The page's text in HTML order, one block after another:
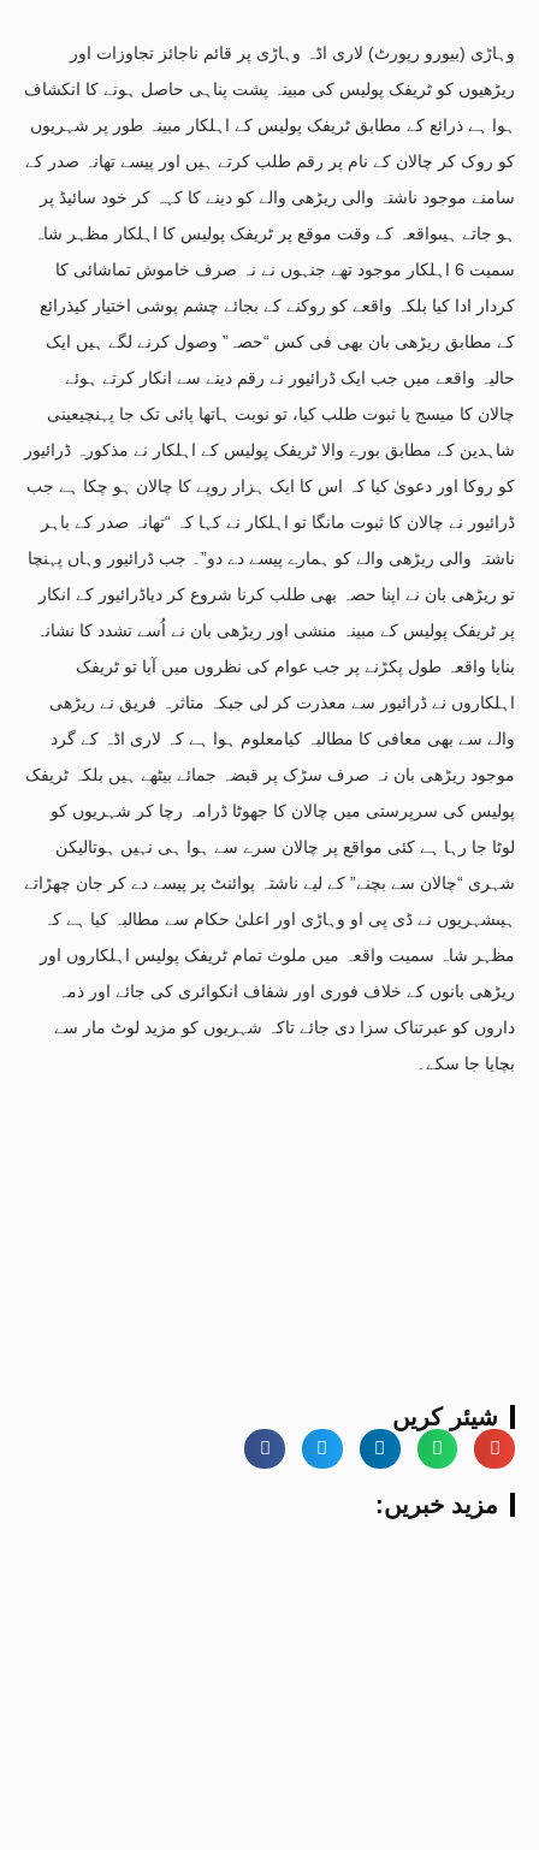
وہاڑی (بیورو رپورٹ) لاری اڈہ وہاڑی پر قائم ناجائز تجاوزات اور
ریڑھیوں کو ٹریفک پولیس کی مبینہ پشت پناہی حاصل ہونے کا انکشاف
ہوا ہے ذرائع کے مطابق ٹریفک پولیس کے اہلکار مبینہ طور پر شہریوں
کو روک کر چالان کے نام پر رقم طلب کرتے ہیں اور پیسے تھانہ صدر کے
سامنے موجود ناشتہ والی ریڑھی والے کو دینے کا کہہ کر خود سائیڈ پر
ہو جاتے ہیںواقعہ کے وقت موقع پر ٹریفک پولیس کا اہلکار مظہر شاہ
سمیت 6 اہلکار موجود تھے جنہوں نے نہ صرف خاموش تماشائی کا
کردار ادا کیا بلکہ واقعے کو روکنے کے بجائے چشم پوشی اختیار کیذرائع
کے مطابق ریڑھی بان بھی فی کس “حصہ” وصول کرنے لگے ہیں ایک
حالیہ واقعے میں جب ایک ڈرائیور نے رقم دینے سے انکار کرتے ہوئے
چالان کا میسج یا ثبوت طلب کیا، تو نوبت ہاتھا پائی تک جا پہنچیعینی
شاہدین کے مطابق بورے والا ٹریفک پولیس کے اہلکار نے مذکورہ ڈرائیور
کو روکا اور دعویٰ کیا کہ اس کا ایک ہزار روپے کا چالان ہو چکا ہے جب
ڈرائیور نے چالان کا ثبوت مانگا تو اہلکار نے کہا کہ “تھانہ صدر کے باہر
ناشتہ والی ریڑھی والے کو ہمارے پیسے دے دو”۔ جب ڈرائیور وہاں پہنچا
تو ریڑھی بان نے اپنا حصہ بھی طلب کرنا شروع کر دیاڈرائیور کے انکار
پر ٹریفک پولیس کے مبینہ منشی اور ریڑھی بان نے اُسے تشدد کا نشانہ
بنایا واقعہ طول پکڑنے پر جب عوام کی نظروں میں آیا تو ٹریفک
اہلکاروں نے ڈرائیور سے معذرت کر لی جبکہ متاثرہ فریق نے ریڑھی
والے سے بھی معافی کا مطالبہ کیامعلوم ہوا ہے کہ لاری اڈہ کے گرد
موجود ریڑھی بان نہ صرف سڑک پر قبضہ جمائے بیٹھے ہیں بلکہ ٹریفک
پولیس کی سرپرستی میں چالان کا جھوٹا ڈرامہ رچا کر شہریوں کو
لوٹا جا رہا ہے کئی مواقع پر چالان سرے سے ہوا ہی نہیں ہوتالیکن
شہری “چالان سے بچنے” کے لیے ناشتہ پوائنٹ پر پیسے دے کر جان چھڑاتے
ہیںشہریوں نے ڈی پی او وہاڑی اور اعلیٰ حکام سے مطالبہ کیا ہے کہ
مظہر شاہ سمیت واقعہ میں ملوث تمام ٹریفک پولیس اہلکاروں اور
ریڑھی بانوں کے خلاف فوری اور شفاف انکوائری کی جائے اور ذمہ
داروں کو عبرتناک سزا دی جائے تاکہ شہریوں کو مزید لوٹ مار سے
بچایا جا سکے۔
شیئر کریں
:مزید خبریں